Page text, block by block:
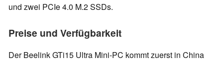
und zwei PCIe 4.0 M.2 SSDs.
Preise und Verfügbarkeit
Der Beelink GTi15 Ultra Mini-PC kommt zuerst in China